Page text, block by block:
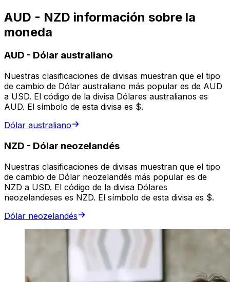
AUD - NZD información sobre la
moneda
AUD - Dólar australiano
Nuestras clasificaciones de divisas muestran que el tipo
de cambio de Dólar australiano más popular es de AUD
a USD. El código de la divisa Dólares australianos es
AUD. El símbolo de esta divisa es $.
Dólar australiano
NZD - Dólar neozelandés
Nuestras clasificaciones de divisas muestran que el tipo
de cambio de Dólar neozelandés más popular es de
NZD a USD. El código de la divisa Dólares
neozelandeses es NZD. El símbolo de esta divisa es $.
Dólar neozelandés